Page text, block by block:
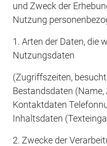
und Zweck der
Nutzung
1. Arten der Daten, die
Nutzungsdaten
(Zugriffszeiten,
Bestandsdaten (Name,
Kontaktdaten
Inhaltsdaten
2. Zwecke der